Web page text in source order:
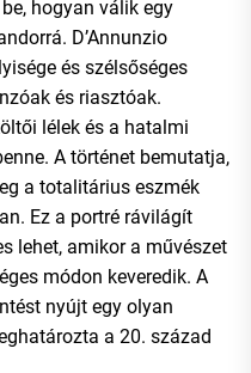
hogyan válik egy
D’Annunzio
és szélsőséges
és riasztóak.
lélek és a hatalmi
A történet bemutatja,
a totalitárius eszmék
Ez a portré rávilágít
lehet, amikor a művészet
módon keveredik. A
nyújt egy olyan
a 20. század